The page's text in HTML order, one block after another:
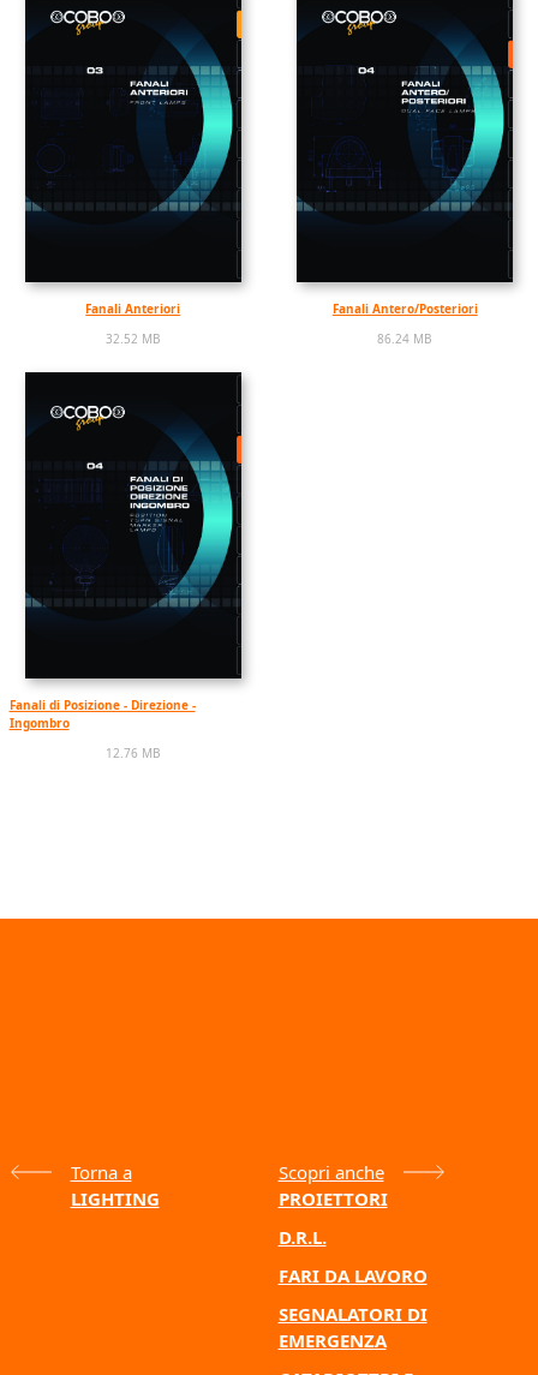
Fanali Anteriori
32.52 MB
Fanali Antero/Posteriori
86.24 MB
Fanali di Posizione - Direzione -
Ingombro
12.76 MB
Torna a
LIGHTING
Scopri anche
PROIETTORI
D.R.L.
FARI DA LAVORO
SEGNALATORI DI
EMERGENZA